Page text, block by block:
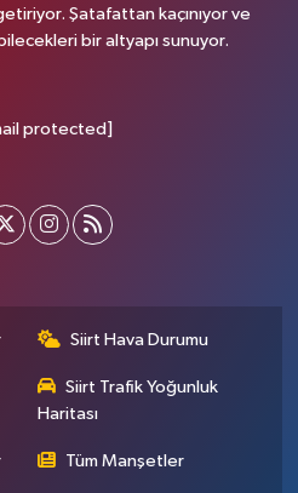
Şatafattan kaçınıyor ve
bir altyapı sunuyor.
protected]
Siirt Hava Durumu
Siirt Trafik Yoğunluk
Haritası
Tüm Manşetler